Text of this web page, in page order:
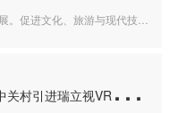
安
全教育新风向！中关村引进瑞立视VR大空间项目